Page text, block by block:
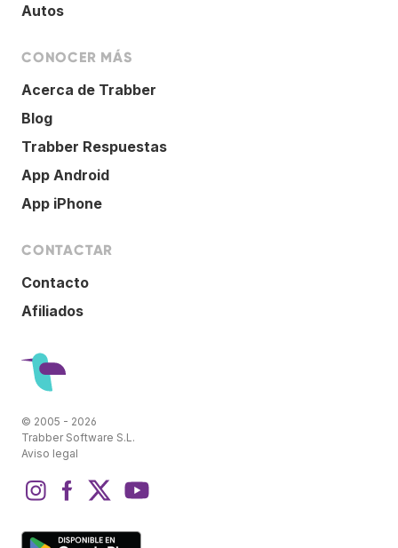
Autos
CONOCER MÁS
Acerca de Trabber
Blog
Trabber Respuestas
App Android
App iPhone
CONTACTAR
Contacto
Afiliados
© 2005 - 2026
Trabber Software S.L.
Aviso legal